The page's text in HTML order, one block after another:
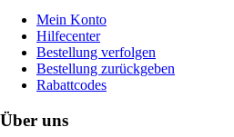
Mein Konto
Hilfecenter
Bestellung verfolgen
Bestellung zurückgeben
Rabattcodes
Über uns